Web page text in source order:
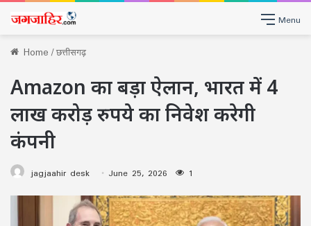
Menu
Home/छत्तीसगढ़
Amazon का बड़ा ऐलान, भारत में 4
लाख करोड़ रुपये का निवेश करेगी
कंपनी
jagjaahir desk June 25, 2026 1